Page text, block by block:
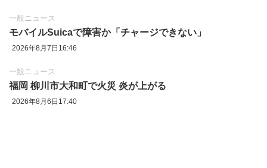
一般ニュース
モバイルSuicaで障害か「チャージできない」
2026年8月7日16:46
一般ニュース
福岡 柳川市大和町で火災 炎が上がる
2026年8月6日17:40